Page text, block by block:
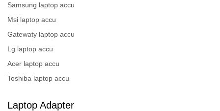
Samsung laptop accu
Msi laptop accu
Gatewaty laptop accu
Lg laptop accu
Acer laptop accu
Toshiba laptop accu
Laptop Adapter